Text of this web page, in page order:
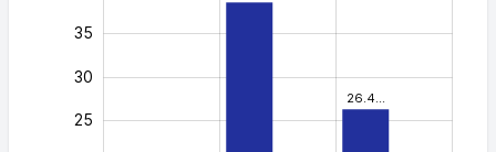
26.4…
25
30
35